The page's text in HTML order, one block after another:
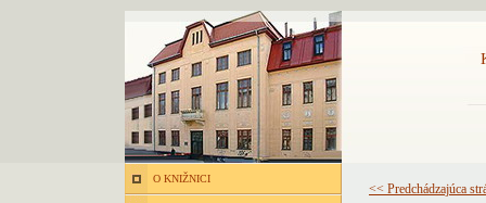
O KNIŽNICI
<< Predchádzajúca